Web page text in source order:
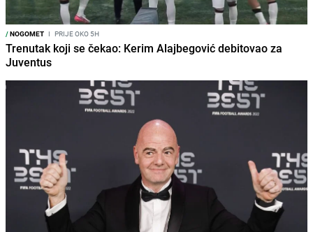
/NOGOMET I PRIJE OKO 5H
Trenutak koji se čekao: Kerim Alajbegović debitovao za
Juventus